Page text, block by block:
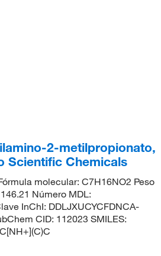
2-metilpropionato,
Scientific Chemicals
molecular: C7H16NO2 Peso
Número MDL:
InChI: DDLJXUCYCFDNCA-
CID: 112023 SMILES: